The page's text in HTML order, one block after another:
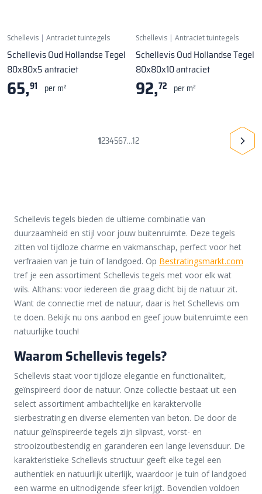
Schellevis | Antraciet tuintegels
Schellevis Oud Hollandse Tegel
80x80x5 antraciet
65,91 per m²
Schellevis| Antraciet tuintegels
Schellevis Oud Hollandse Tegel
80x80x10 antraciet
92,72 per m²
1234567...12
Schellevis tegels bieden de ultieme combinatie van
duurzaamheid en stijl voor jouw buitenruimte. Deze tegels
zitten vol tijdloze charme en vakmanschap, perfect voor het
verfraaien van je tuin of landgoed. Op Bestratingsmarkt.com
tref je een assortiment Schellevis tegels met voor elk wat
wils. Althans: voor iedereen die graag dicht bij de natuur zit.
Want de connectie met de natuur, daar is het Schellevis om
te doen. Bekijk nu ons aanbod en geef jouw buitenruimte een
natuurlijke touch!
Waarom Schellevis tegels?
Schellevis staat voor tijdloze elegantie en functionaliteit,
geïnspireerd door de natuur. Onze collectie bestaat uit een
select assortiment ambachtelijke en karaktervolle
sierbestrating en diverse elementen van beton. De door de
natuur geïnspireerde tegels zijn slipvast, vorst- en
strooizoutbestendig en garanderen een lange levensduur. De
karakteristieke Schellevis structuur geeft elke tegel een
authentiek en natuurlijk uiterlijk, waardoor je tuin of landgoed
een warme en uitnodigende sfeer krijgt. Bovendien voldoen